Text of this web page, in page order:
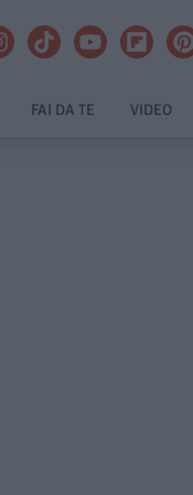
FAI DA TE VIDEO